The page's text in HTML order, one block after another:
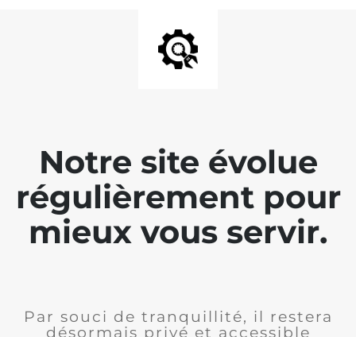
Notre site évolue
régulièrement pour
mieux vous servir.
Par souci de tranquillité, il restera
désormais privé et accessible